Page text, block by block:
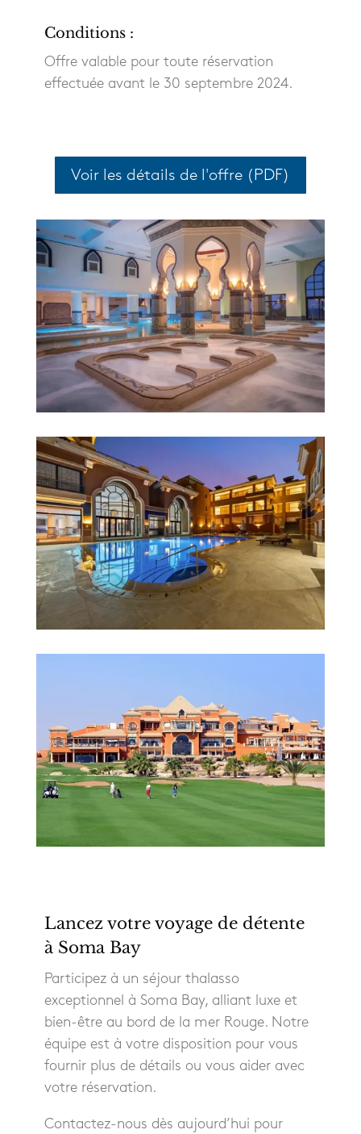
Conditions :
Offre valable pour toute réservation
effectuée avant le 30 septembre 2024.
Voir les détails de l'offre (PDF)
Lancez votre voyage de détente
à Soma Bay
Participez à un séjour thalasso
exceptionnel à Soma Bay, alliant luxe et
bien-être au bord de la mer Rouge. Notre
équipe est à votre disposition pour vous
fournir plus de détails ou vous aider avec
votre réservation.
Contactez-nous dès aujourd’hui pour